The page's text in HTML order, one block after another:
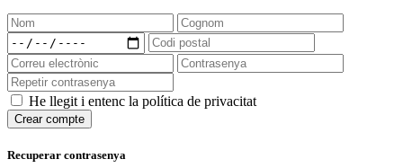
He llegit i entenc la política de privacitat
Crear compte
Recuperar contrasenya